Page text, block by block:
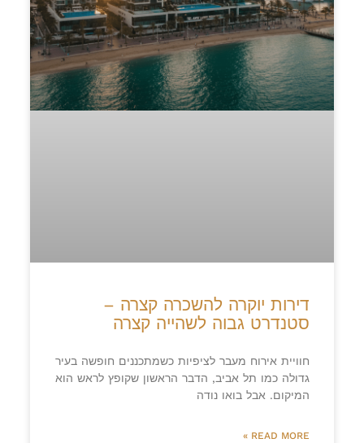
דירות יוקרה להשכרה קצרה –
סטנדרט גבוה לשהייה קצרה
חוויית אירוח מעבר לציפיות כשמתכננים חופשה בעיר
גדולה כמו תל אביב, הדבר הראשון שקופץ לראש הוא
המיקום. אבל בואו נודה
READ MORE »